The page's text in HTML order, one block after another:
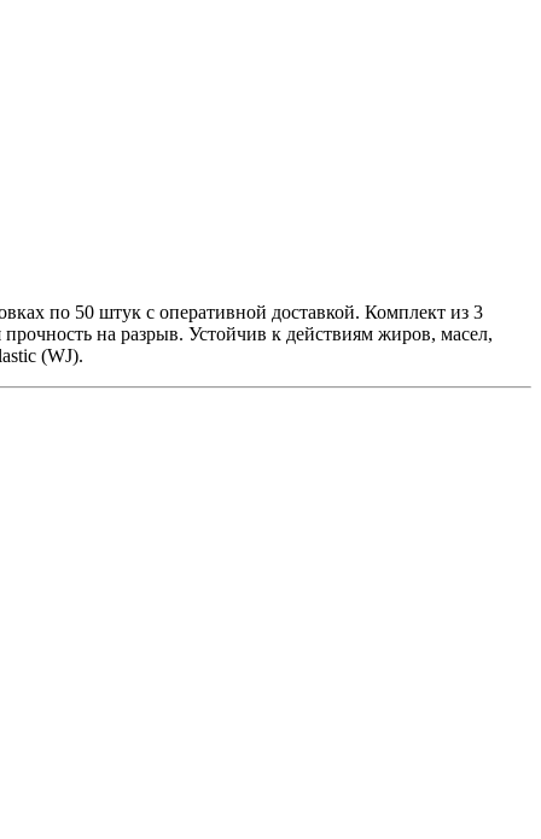
по 50 штук с оперативной доставкой. Комплект из 3
на разрыв. Устойчив к действиям жиров, масел,
(WJ).